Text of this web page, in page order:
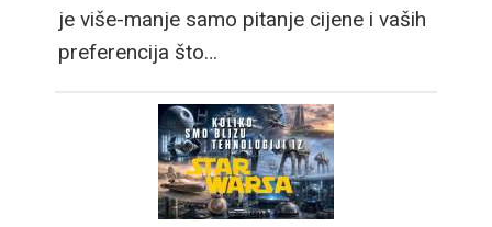
je više-manje samo pitanje cijene i vaših
preferencija što…